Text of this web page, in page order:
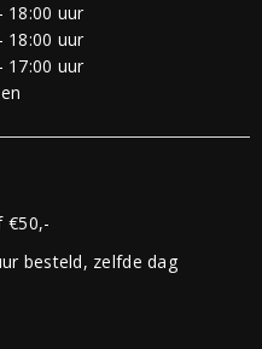
18:00 uur
18:00 uur
17:00 uur
€50,-
besteld, zelfde dag